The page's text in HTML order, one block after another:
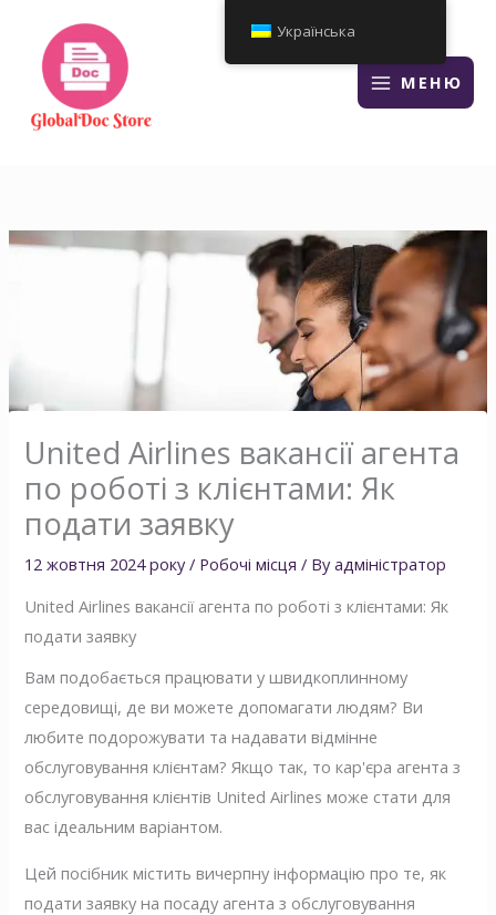
змісту
МЕНЮ
United Airlines вакансії агента
по роботі з клієнтами: Як
подати заявку
12 жовтня 2024 року/ Робочі місця / Byадміністратор
United Airlines вакансії агента по роботі з клієнтами: Як
подати заявку
Вам подобається працювати у швидкоплинному
середовищі, де ви можете допомагати людям? Ви
любите подорожувати та надавати відмінне
обслуговування клієнтам? Якщо так, то кар'єра агента з
обслуговування клієнтів United Airlines може стати для
вас ідеальним варіантом.
Цей посібник містить вичерпну інформацію про те, як
подати заявку на посаду агента з обслуговування
Українська